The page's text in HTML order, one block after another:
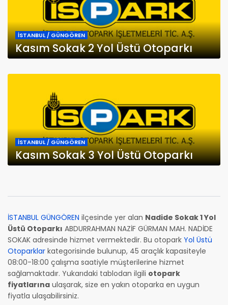
İSTANBUL / GÜNGÖREN
Kasım Sokak 2 Yol Üstü Otoparkı
İSTANBUL / GÜNGÖREN
Kasım Sokak 3 Yol Üstü Otoparkı
İSTANBUL GÜNGÖREN ilçesinde yer alan Nadide Sokak 1 Yol
Üstü Otoparkı ABDURRAHMAN NAZİF GÜRMAN MAH. NADİDE
SOKAK adresinde hizmet vermektedir. Bu otopark Yol Üstü
Otoparklar kategorisinde bulunup, 45 araçlık kapasiteyle
08:00-18:00 çalışma saatiyle müşterilerine hizmet
sağlamaktadır. Yukarıdaki tablodan ilgili otopark
fiyatlarına ulaşarak, size en yakın otoparka en uygun
fiyatla ulaşabilirsiniz.